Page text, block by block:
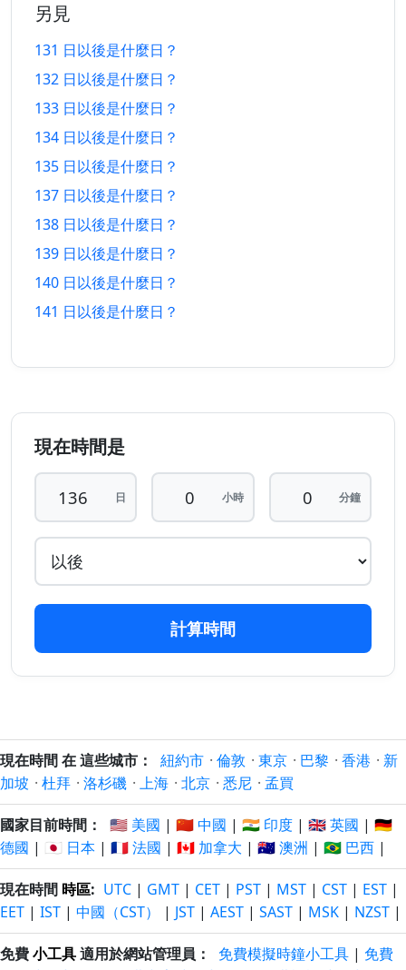
128 日
以前
129 日
以前
31/3/2026
130 日
以前
131 日
以前
29/3/2026
132 日
以前
28/3/2026
以前
以後
135 日
以前
25/3/2026
以後
以前
24/3/2026
以後
21/12/2026
137 日
23/3/2026 22/12/2026
以前
138 日
以後
140 日
以前
20/3/2026
140 日
以後
25/12/2026
141 日
以前
19/3/2026
141 日
以後
26/12/2026
142 日
以前
18/3/2026
142 日
以後
27/12/2026
143 日
17/3/2026
143 日
28/12/2026
另見
131 日以後是什麼日？
132 日以後是什麼日？
133 日以後是什麼日？
134 日以後是什麼日？
135 日以後是什麼日？
137 日以後是什麼日？
138 日以後是什麼日？
139 日以後是什麼日？
140 日以後是什麼日？
141 日以後是什麼日？
現在時間是
日 小時 分鐘
計算時間
現在時間 在 這些城市： 紐約市 · 倫敦 · 東京 · 巴黎 · 香港 · 新
加坡 · 杜拜 · 洛杉磯 · 上海 · 北京 · 悉尼 · 孟買
國家目前時間： 🇺🇸 美國 | 🇨🇳 中國 | 🇮🇳 印度 | 🇬🇧 英國 | 🇩🇪
德國 | 🇯🇵 日本 | 🇫🇷 法國 | 🇨🇦 加拿大 | 🇦🇺 澳洲 | 🇧🇷 巴西 |
現在時間 時區: UTC | GMT | CET | PST | MST | CST | EST |
EET | IST | 中國（CST） | JST | AEST | SAST | MSK | NZST |
免費小工具適用於網站管理員： 免費模擬時鐘小工具 | 免費